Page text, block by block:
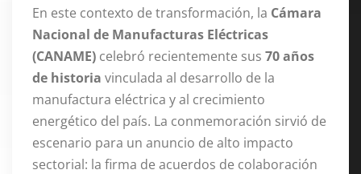
En este contexto de transformación, la Cámara
Nacional de Manufacturas Eléctricas
(CANAME) celebró recientemente sus 70 años
de historia vinculada al desarrollo de la
manufactura eléctrica y al crecimiento
energético del país. La conmemoración sirvió de
escenario para un anuncio de alto impacto
sectorial: la firma de acuerdos de colaboración